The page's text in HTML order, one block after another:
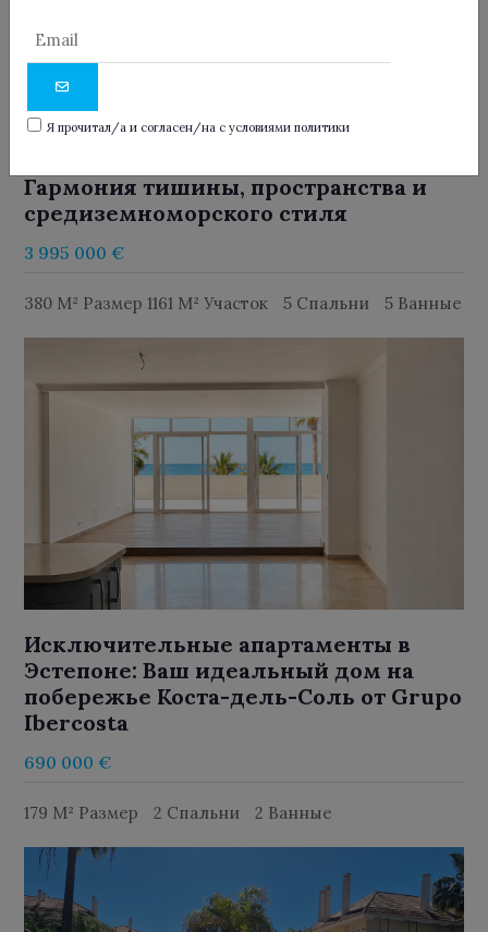
Гармония тишины, пространства и
средиземноморского стиля
3 995 000 €
380 M² Размер 1161 M² Участок 5 Спальни 5 Ванные
Исключительные апартаменты в
Эстепоне: Ваш идеальный дом на
побережье Коста-дель-Соль от Grupo
Ibercosta
690 000 €
179 M² Размер 2 Спальни 2 Ванные
Я прочитал/a и согласен/на с условиями политики